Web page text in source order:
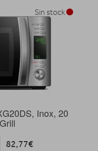
Inox, 20
82,77€
Sin stock